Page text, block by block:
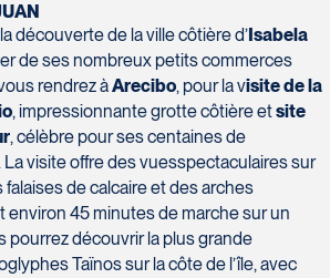
découverte de la ville côtière d’ Isabela
de ses nombreux petits commerces
rendrez àArecibo, pour la visite de la
, impressionnante grotte côtière etsite
, célèbre pour ses centaines de
La visite offre des vuesspectaculaires sur
falaises de calcaire et des arches
environ 45 minutes de marche sur un
pourrez découvrir la plus grande
Taïnos sur la côte de l’île, avec
800-361-0447
- Siège
- Édifice